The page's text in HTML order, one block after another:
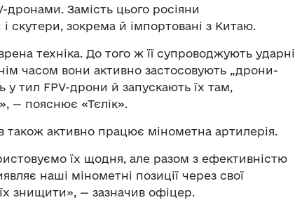
дронами. Замість цього росіяни
скутери, зокрема й імпортовані з Китаю.
техніка. До того ж її супроводжують ударні
часом вони активно застосовують „дрони-
у тил FPV-дрони й запускають їх там,
— пояснює «Тєлік».
також активно працює мінометна артилерія.
їх щодня, але разом з ефективністю
наші мінометні позиції через свої
знищити», — зазначив офіцер.